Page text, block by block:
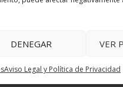
DENEGAR VER
Aviso Legal y Política de Privacidad